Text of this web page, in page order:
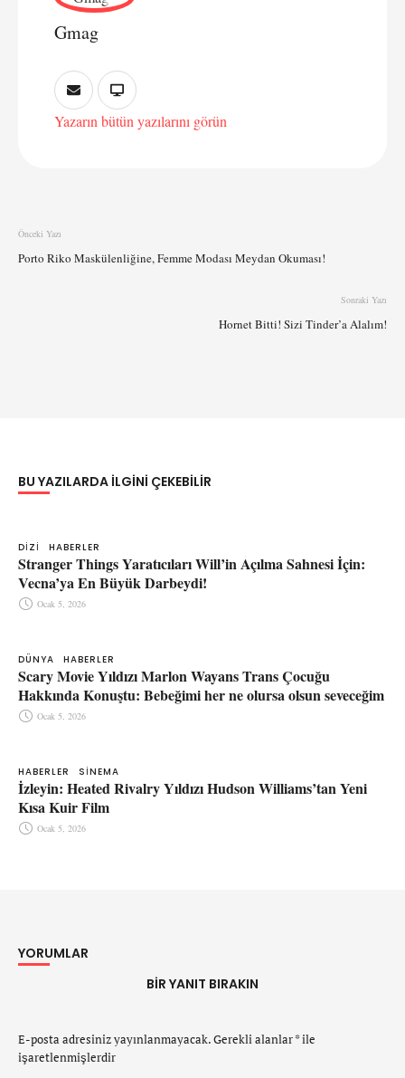
Gmag
Yazarın bütün yazılarını görün
Önceki Yazı
Porto Riko Maskülenliğine, Femme Modası Meydan Okuması!
Sonraki Yazı
Hornet Bitti! Sizi Tinder’a Alalım!
BU YAZILARDA ILGINI ÇEKEBILIR
DIZI HABERLER
Stranger Things Yaratıcıları Will’in Açılma Sahnesi İçin:
Vecna’ya En Büyük Darbeydi!
Ocak 5, 2026
DÜNYA HABERLER
Scary Movie Yıldızı Marlon Wayans Trans Çocuğu
Hakkında Konuştu: Bebeğimi her ne olursa olsun seveceğim
Ocak 5, 2026
HABERLER SINEMA
İzleyin: Heated Rivalry Yıldızı Hudson Williams’tan Yeni
Kısa Kuir Film
Ocak 5, 2026
YORUMLAR
BIR YANIT BIRAKIN
E-posta adresiniz yayınlanmayacak.Gerekli alanlar*ile
işaretlenmişlerdir